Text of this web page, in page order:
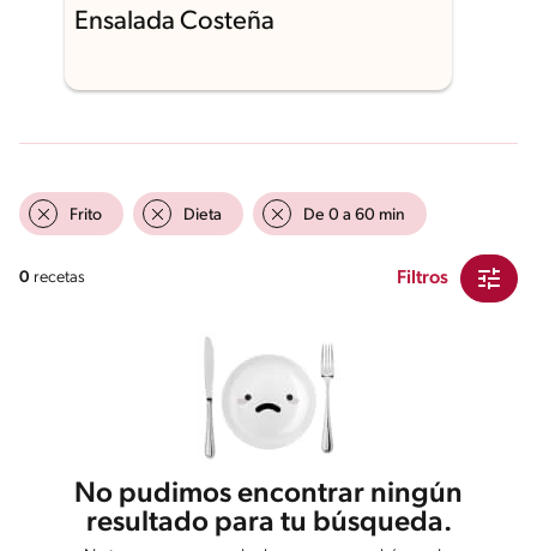
Ensalada Costeña
Frito Dieta De 0 a 60 min
0 recetas Filtros
No pudimos encontrar ningún
resultado para tu búsqueda.